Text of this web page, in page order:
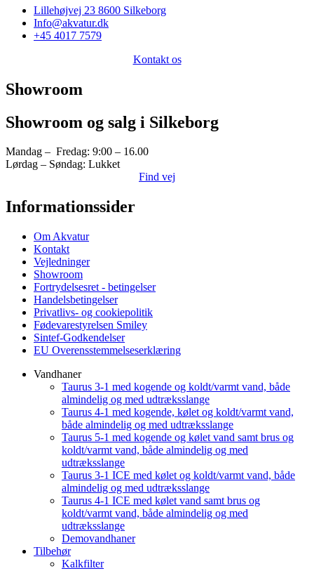
Lillehøjvej 23 8600 Silkeborg
Info@akvatur.dk
+45 4017 7579
Kontakt os
Showroom
Showroom og salg i Silkeborg
Mandag – Fredag: 9:00 – 16.00
Lørdag – Søndag: Lukket
Find vej
Informationssider
Om Akvatur
Kontakt
Vejledninger
Showroom
Fortrydelsesret - betingelser
Handelsbetingelser
Privatlivs- og cookiepolitik
Fødevarestyrelsen Smiley
Sintef-Godkendelser
EU Overensstemmelseserklæring
Vandhaner
Taurus 3-1 med kogende og koldt/varmt vand, både
almindelig og med udtræksslange
Taurus 4-1 med kogende, kølet og koldt/varmt vand,
både almindelig og med udtræksslange
Taurus 5-1 med kogende og kølet vand samt brus og
koldt/varmt vand, både almindelig og med
udtræksslange
Taurus 3-1 ICE med kølet og koldt/varmt vand, både
almindelig og med udtræksslange
Taurus 4-1 ICE med kølet vand samt brus og
koldt/varmt vand, både almindelig og med
udtræksslange
Demovandhaner
Tilbehør
Kalkfilter